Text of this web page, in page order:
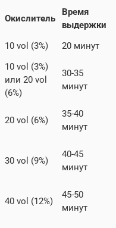
Окислитель
Время
выдержки
10 vol (3%) 20 минут
10 vol (3%)
или 20 vol
(6%)
30-35
минут
20 vol (6%)
35-40
минут
30 vol (9%)
40-45
минут
40 vol (12%)
45-50
минут